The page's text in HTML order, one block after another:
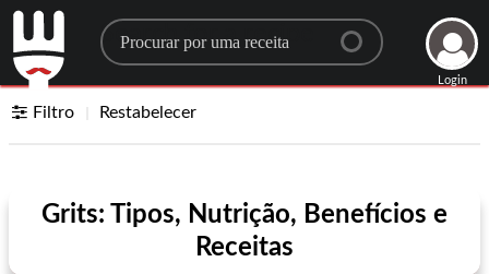
Search for a recipe
Login
Filtro Restabelecer
Grits: Tipos, Nutrição, Benefícios e
Receitas